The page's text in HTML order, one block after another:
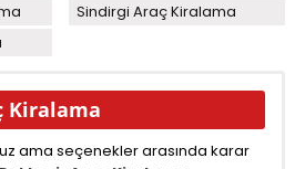
Sindirgi Araç Kiralama
Kiralama
ama seçenekler arasında karar